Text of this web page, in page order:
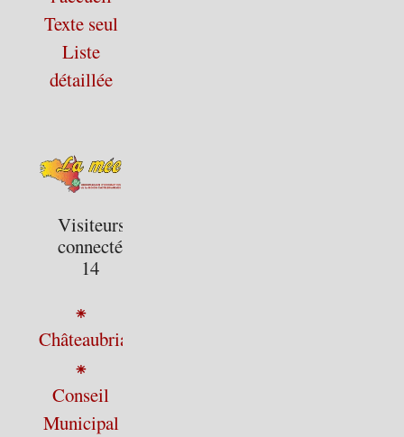
Texte seul
Liste
détaillée
Visiteurs
connectés :
14
⁕
Châteaubriant
⁕
Conseil
Municipal